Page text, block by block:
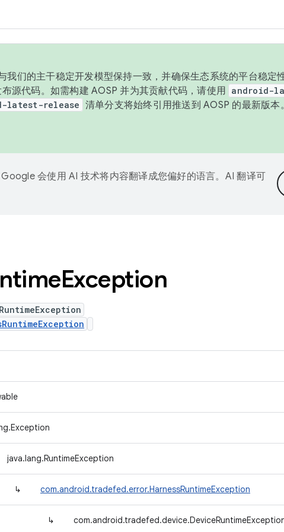
我们的主干稳定开发模型保持一致，并确保生态系统的平台稳定
源代码。如需构建 AOSP 并为其贡献代码，请使用 android-
latest-release 清单分支将始终引用推送到 AOSP 的最新版
Google 会使用 AI 技术将内容翻译成您偏好的语言。AI 翻译可
Exception
java.lang.RuntimeException
↳ com.android.tradefed.error.HarnessRuntimeException
↳